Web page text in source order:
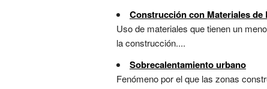
Construcción con Materiales de
Uso de materiales que tienen un
la construcción....
Sobrecalentamiento urbano
Fenómeno por el que las zonas